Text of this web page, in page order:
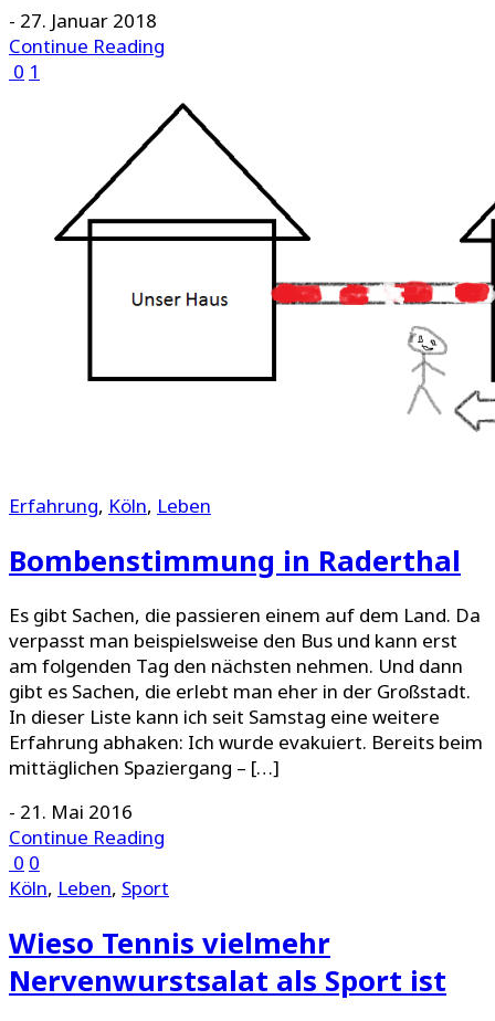
- 27. Januar 2018
Continue Reading
0 1
Erfahrung, Köln, Leben
Bombenstimmung in Raderthal
Es gibt Sachen, die passieren einem auf dem Land. Da
verpasst man beispielsweise den Bus und kann erst
am folgenden Tag den nächsten nehmen. Und dann
gibt es Sachen, die erlebt man eher in der Großstadt.
In dieser Liste kann ich seit Samstag eine weitere
Erfahrung abhaken: Ich wurde evakuiert. Bereits beim
mittäglichen Spaziergang – […]
- 21. Mai 2016
Continue Reading
0 0
Köln, Leben, Sport
Wieso Tennis vielmehr
Nervenwurstsalat als Sport ist